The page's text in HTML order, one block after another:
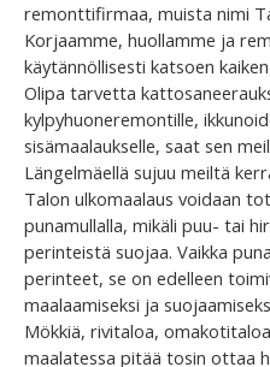
remonttifirmaa, muista nimi
Korjaamme, huollamme ja
käytännöllisesti katsoen
Olipa tarvetta
kylpyhuoneremontille,
sisämaalaukselle, saat sen
Längelmäellä sujuu meiltä
Talon ulkomaalaus voidaan
punamullalla, mikäli puu- tai
perinteistä suojaa. Vaikka
perinteet, se on edelleen
maalaamiseksi ja
Mökkiä, rivitaloa,
maalatessa pitää tosin ottaa